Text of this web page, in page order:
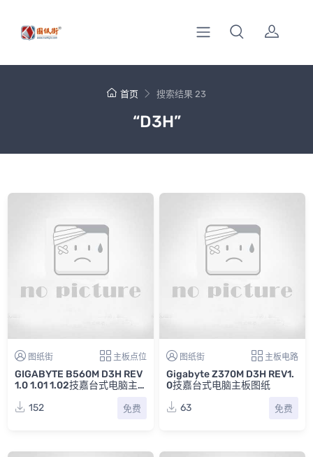
首页 搜索结果 23
“D3H”
图纸街 主板点位
GIGABYTE B560M D3H REV
1.0 1.01 1.02技嘉台式电脑主
152
免费
图纸街 主板电路
Gigabyte Z370M D3H REV1.
0技嘉台式电脑主板图纸
63
免费